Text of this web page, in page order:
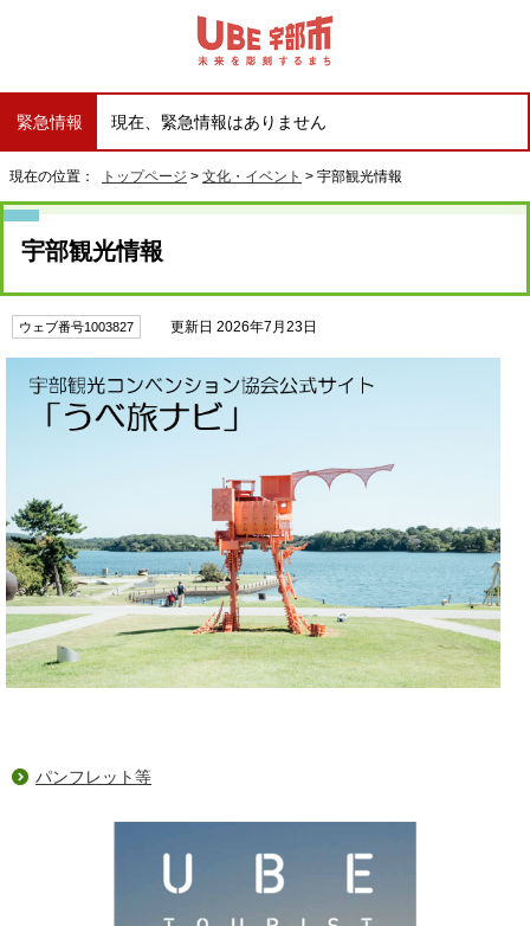
緊急情報 現在、緊急情報はありません
現在の位置： トップページ > 文化・イベント > 宇部観光情報
宇部観光情報
ウェブ番号1003827 更新日 2026年7月23日
パンフレット等